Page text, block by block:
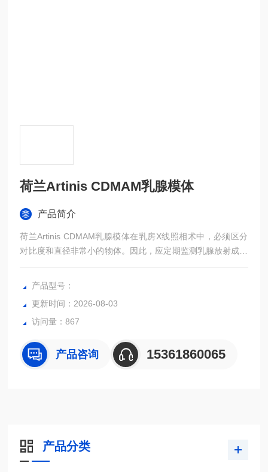
荷兰Artinis CDMAM乳腺模体
产品简介
荷兰Artinis CDMAM乳腺模体在乳房X线照相术中，必须区分
对比度和直径非常小的物体。因此，应定期监测乳腺放射成像
设备技术方面的质量。Artinis CDMAM 3.4模体专为促进这一
任务而开发，被认为是世界黄金标准，并在欧洲议定书中对数
产品型号：
更新时间：2026-08-03
访问量：867
产品咨询 15361860065
产品分类